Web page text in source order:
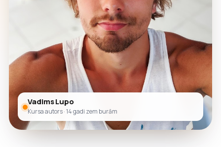
Vadims Lupo
Kursa autors · 14 gadi zem burām